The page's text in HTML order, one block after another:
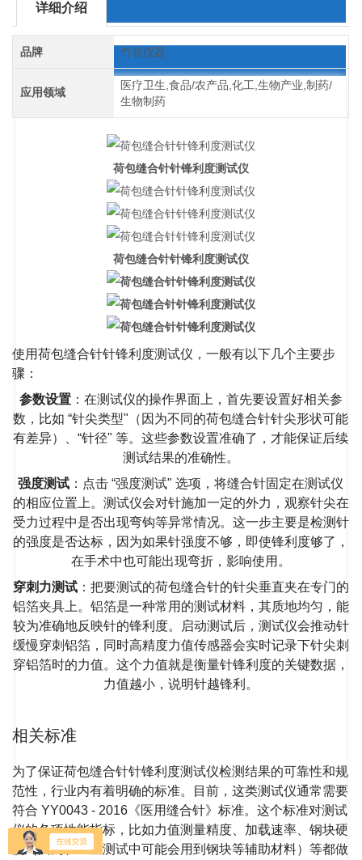
详细介绍
品牌 竹岩仪器
应用领域
医疗卫生,食品/农产品,化工,生物产业,制药/
生物制药
荷包缝合针针锋利度测试仪
荷包缝合针针锋利度测试仪
使用荷包缝合针针锋利度测试仪，一般有以下几个主要步
骤：
参数设置：在测试仪的操作界面上，首先要设置好相关参
数，比如 “针尖类型"（因为不同的荷包缝合针针尖形状可能
有差异）、“针径" 等。这些参数设置准确了，才能保证后续
测试结果的准确性。
强度测试 ：点击 “强度测试" 选项，将缝合针固定在测试仪
的相应位置上。测试仪会对针施加一定的外力，观察针尖在
受力过程中是否出现弯钩等异常情况。这一步主要是检测针
的强度是否达标，因为如果针强度不够，即使锋利度够了，
在手术中也可能出现弯折，影响使用。
穿刺力测试：把要测试的荷包缝合针的针尖垂直夹在专门的
铝箔夹具上。铝箔是一种常用的测试材料，其质地均匀，能
较为准确地反映针的锋利度。启动测试后，测试仪会推动针
缓慢穿刺铝箔，同时高精度力值传感器会实时记录下针尖刺
穿铝箔时的力值。这个力值就是衡量针锋利度的关键数据，
力值越小，说明针越锋利。
相关标准
为了保证荷包缝合针针锋利度测试仪检测结果的可靠性和规
范性，行业内有着明确的标准。目前，这类测试仪通常需要
符合 YY0043 - 2016《医用缝合针》标准。这个标准对测试
仪的各项性能指标，比如力值测量精度、加载速率、钢块硬
度（因为在一些测试中可能会用到钢块等辅助材料）等都做